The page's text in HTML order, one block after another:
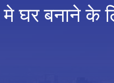
घर बनाने के